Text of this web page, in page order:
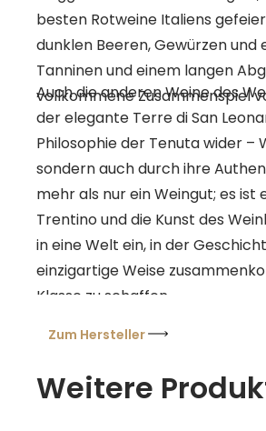
besten Rotweine Italiens
dunklen Beeren, Gewürzen
Tanninen und einem langen
vollkommene Zusammenspiel
Auch die anderen Weine des
der elegante Terre di San
Philosophie der Tenuta wider –
sondern auch durch ihre
mehr als nur ein Weingut; es ist
Trentino und die Kunst des
in eine Welt ein, in der
einzigartige Weise
Klasse zu schaffen.
Zum Hersteller
Weitere